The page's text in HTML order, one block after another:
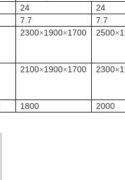
24
24
7.7
7.7
2300×1900×1700 2500×
2100×1900×1700 2300×
1800 2000